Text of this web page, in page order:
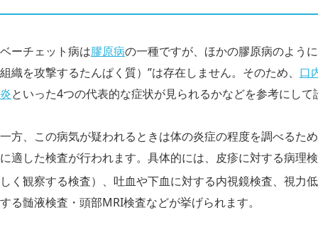
ベーチェット病は膠原病の一種ですが、ほかの膠原病のよう
組織を攻撃するたんぱく質）”は存在しません。そのため、 口
炎といった4つの代表的な症状が見られるかなどを参考にして
一方、この病気が疑われるときは体の炎症の程度を調べるた
に適した検査が行われます。具体的には、皮疹に対する病理
しく観察する検査）、吐血や下血に対する内視鏡検査、視力
する髄液検査・頭部MRI検査などが挙げられます。